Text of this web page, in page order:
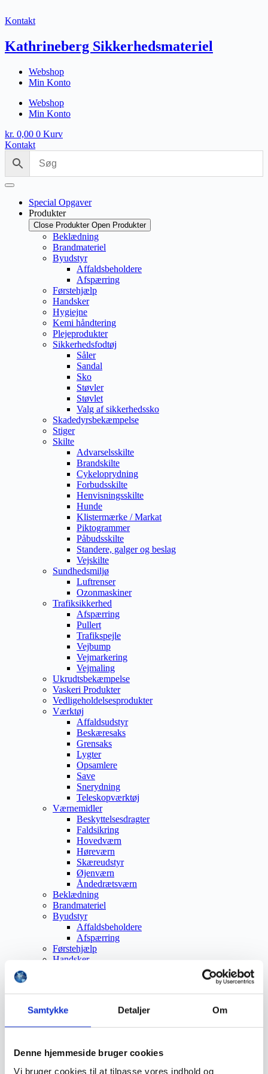
Samtykke Detaljer Om
Denne hjemmeside bruger cookies
Vi bruger cookies til at tilpasse vores indhold og
til
Kontakt
Kathrineberg Sikkerhedsmateriel
Webshop
Min Konto
Webshop
Min Konto
kr. 0,00 0 Kurv
Kontakt
Special Opgaver
Produkter
Close Produkter Open Produkter
Beklædning
Brandmateriel
Byudstyr
Affaldsbeholdere
Afspærring
Førstehjælp
Handsker
Hygiejne
Kemi håndtering
Plejeprodukter
Sikkerhedsfodtøj
Såler
Sandal
Sko
Støvler
Støvlet
Valg af sikkerhedssko
Skadedyrsbekæmpelse
Stiger
Skilte
Advarselsskilte
Brandskilte
Cykeloprydning
Forbudsskilte
Henvisningsskilte
Hunde
Klistermærke / Markat
Piktogrammer
Påbudsskilte
Standere, galger og beslag
Vejskilte
Sundhedsmiljø
Luftrenser
Ozonmaskiner
Trafiksikkerhed
Afspærring
Pullert
Trafikspejle
Vejbump
Vejmarkering
Vejmaling
Ukrudtsbekæmpelse
Vaskeri Produkter
Vedligeholdelsesprodukter
Værktøj
Affaldsudstyr
Beskæresaks
Grensaks
Lygter
Opsamlere
Save
Snerydning
Teleskopværktøj
Værnemidler
Beskyttelsesdragter
Faldsikring
Hovedværn
Høreværn
Skæreudstyr
Øjenværn
Åndedrætsværn
Beklædning
Brandmateriel
Byudstyr
Affaldsbeholdere
Afspærring
Førstehjælp
Handsker
Plejeprodukter
Sandal
Støvlet
Valg af sikkerhedssko